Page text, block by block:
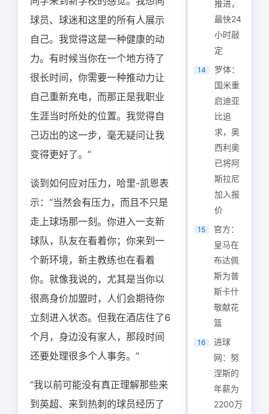
球员、球迷和这里的所有人展示
自己。我觉得这是一种健康的动
力。有时候当你在一个地方待了
很长时间，你需要一种推动力让
自己重新充电，而那正是我职业
生涯当时所处的位置。我觉得自
己迈出的这一步，毫无疑问让我
变得更好了。”
谈到如何应对压力，哈里-凯恩表
示：“当然会有压力，而且不只是
走上球场那一刻。你进入一支新
球队，队友在看着你；你来到一
个新环境，新主教练也在看着
你。就像我说的，尤其是当你以
很高身价加盟时，人们会期待你
立刻进入状态。但我在酒店住了6
个月，身边没有家人，那段时间
还要处理很多个人事务。”
“我以前可能没有真正理解那些来
到英超、来到热刺的球员经历了
推进，
最快24
小时敲
定
14
罗体：
国米重
启迪亚
比追
求，奥
西利奥
已将阿
斯拉尼
加入报
价
15
官方：
皇马在
布达佩
斯为普
斯卡什
敬献花
篮
16
进球
网：努
涅斯的
年薪为
2200万